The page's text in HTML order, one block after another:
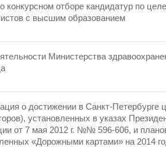
конкурсном отборе кандидатур по
с высшим образованием
Министерства
о достижении в Санкт-Петербурге
установленных в указах
от 7 мая 2012 г. №№ 596-606, и
«Дорожными картами» на 2014